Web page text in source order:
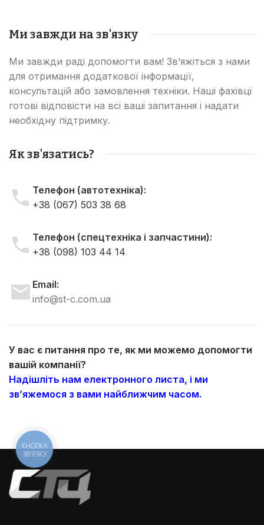
Ми завжди на зв'язку
Ми завжди раді допомогти вам! Зв’яжіться з нами
для отримання додаткової інформації,
консультацій або замовлення техніки. Наші фахівці
готові відповісти на всі ваші запитання і надати
необхідну підтримку.
Як зв'язатись?
Телефон (автотехніка):
+38 (067) 503 38 68
Телефон (спецтехніка і запчастини):
+38 (098) 103 44 14
Email:
info@st-c.com.ua
У вас є питання про те, як ми можемо допомогти
вашій компанії?
Надішліть нам електронного листа, і ми
зв’яжемося з вами найближчим часом.
КНОПКА
ЗВ'ЯЗКУ